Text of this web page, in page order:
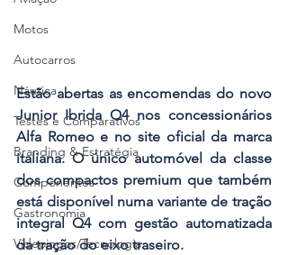
Motos
Autocarros
Náutica
Testes e Comparativos
Branding & Estratégia
Componentes
Gastronomia
Videojogos/Tecnologia
Estão abertas as encomendas do novo
Junior Ibrida Q4 nos concessionários
Alfa Romeo e no site oficial da marca
italiana. O único automóvel da classe
dos compactos premium que também
está disponível numa variante de tração
integral Q4 com gestão automatizada
da tração do eixo traseiro.